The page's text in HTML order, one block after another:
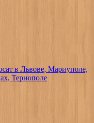
в Львове, Мариуполе,
Тернополе